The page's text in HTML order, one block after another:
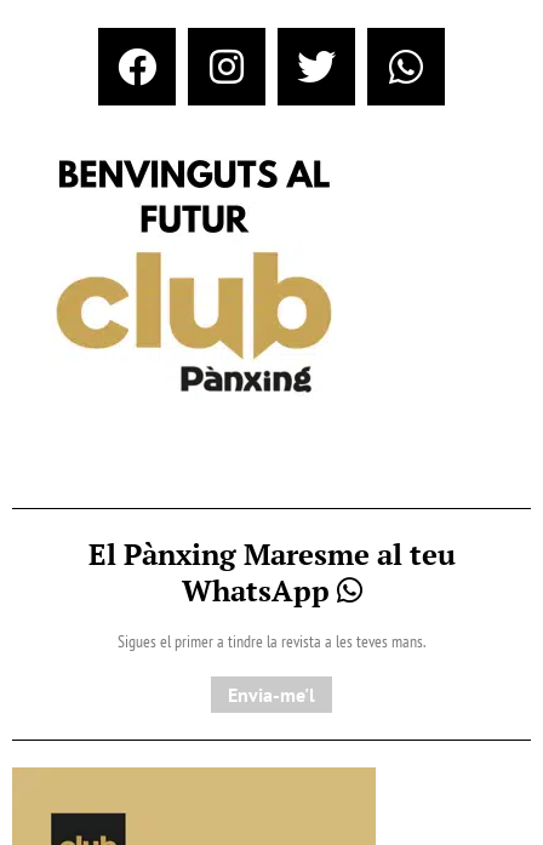
El Pànxing Maresme al teu
WhatsApp
Sigues el primer a tindre la revista a les teves mans.
Envia-me'l